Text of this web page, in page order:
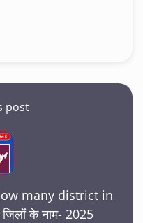
post
many district in
के नाम- 2025